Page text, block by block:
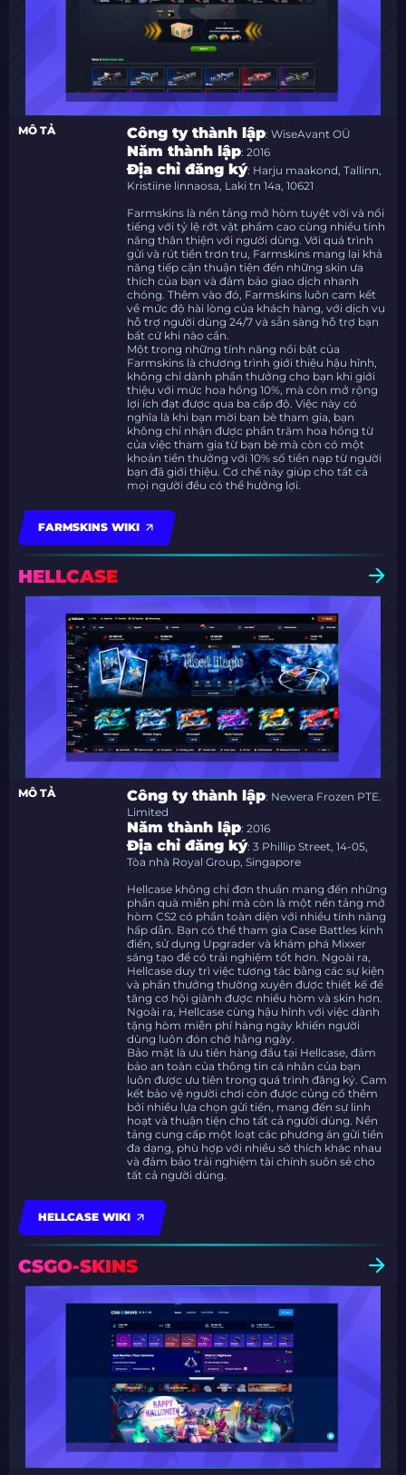
MÔ TẢ Công ty thành lập: WiseAvant OÜ
Năm thành lập: 2016
Địa chỉ đăng ký: Harju maakond, Tallinn,
Kristiine linnaosa, Laki tn 14a, 10621
Farmskins là nền tảng mở hòm tuyệt vời và nổi
tiếng với tỷ lệ rớt vật phẩm cao cùng nhiều tính
năng thân thiện với người dùng. Với quá trình
gửi và rút tiền trơn tru, Farmskins mang lại khả
năng tiếp cận thuận tiện đến những skin ưa
thích của bạn và đảm bảo giao dịch nhanh
chóng. Thêm vào đó, Farmskins luôn cam kết
về mức độ hài lòng của khách hàng, với dịch vụ
hỗ trợ người dùng 24/7 và sẵn sàng hỗ trợ bạn
bất cứ khi nào cần.
Một trong những tính năng nổi bật của
Farmskins là chương trình giới thiệu hậu hĩnh,
không chỉ dành phần thưởng cho bạn khi giới
thiệu với mức hoa hồng 10%, mà còn mở rộng
lợi ích đạt được qua ba cấp độ. Việc này có
nghĩa là khi bạn mời bạn bè tham gia, bạn
không chỉ nhận được phần trăm hoa hồng từ
của việc tham gia từ bạn bè mà còn có một
khoản tiền thưởng với 10% số tiền nạp từ người
bạn đã giới thiệu. Cơ chế này giúp cho tất cả
mọi người đều có thể hưởng lợi.
FARMSKINS WIKI
HELLCASE
MÔ TẢ Công ty thành lập: Newera Frozen PTE.
Limited
Năm thành lập: 2016
Địa chỉ đăng ký: 3 Phillip Street, 14-05,
Tòa nhà Royal Group, Singapore
Hellcase không chỉ đơn thuần mang đến những
phần quà miễn phí mà còn là một nền tảng mở
hòm CS2 có phần toàn diện với nhiều tính năng
hấp dẫn. Bạn có thể tham gia Case Battles kinh
điển, sử dụng Upgrader và khám phá Mixxer
sáng tạo để có trải nghiệm tốt hơn. Ngoài ra,
Hellcase duy trì việc tương tác bằng các sự kiện
và phần thưởng thường xuyên được thiết kế để
tăng cơ hội giành được nhiều hòm và skin hơn.
Ngoài ra, Hellcase cùng hậu hĩnh với việc dành
tặng hòm miễn phí hàng ngày khiến người
dùng luôn đón chờ hằng ngày.
Bảo mật là ưu tiên hàng đầu tại Hellcase, đảm
bảo an toàn của thông tin cá nhân của bạn
luôn được ưu tiên trong quá trình đăng ký. Cam
kết bảo vệ người chơi còn được củng cố thêm
bởi nhiều lựa chọn gửi tiền, mang đến sự linh
hoạt và thuận tiện cho tất cả người dùng. Nền
tảng cung cấp một loạt các phương án gửi tiền
đa dạng, phù hợp với nhiều sở thích khác nhau
và đảm bảo trải nghiệm tài chính suôn sẻ cho
tất cả người dùng.
HELLCASE WIKI
CSGO-SKINS